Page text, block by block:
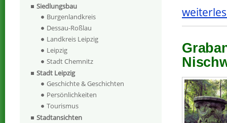
Siedlungsbau
Burgenlandkreis
Dessau-Roßlau
Landkreis Leipzig
Leipzig
Stadt Chemnitz
Stadt Leipzig
Geschichte & Geschichten
Persönlichkeiten
Tourismus
Stadtansichten